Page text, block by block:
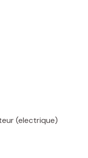
(electrique)